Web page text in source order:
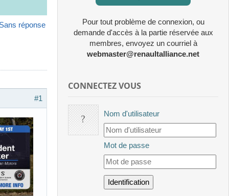
réponse
#1
Pour tout problème de connexion, ou
demande d'accès à la partie réservée aux
membres, envoyez un courriel à
webmaster@renaultalliance.net
CONNECTEZ VOUS
Nom d'utilisateur
Mot de passe